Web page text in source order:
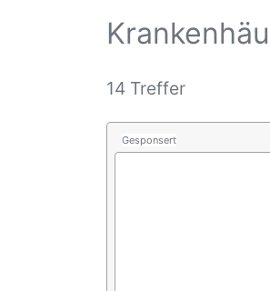
14 Treffer
Gesponsert